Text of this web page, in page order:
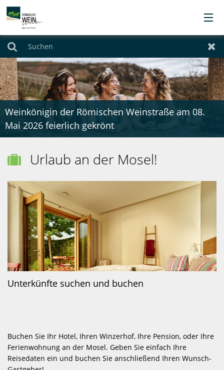
Orte
Übernachten
Urlaubsthemen
Angebote
Service
Kontakt
Suchen
Weinkönigin der Römischen Weinstraße am 08.
Mai 2026 feierlich gekrönt
 Urlaub an der Mosel!
Unterkünfte suchen und buchen
Buchen Sie Ihr Hotel, Ihren Winzerhof, Ihre Pension, oder Ihre
Ferienwohnung an der Mosel. Geben Sie einfach Ihre
Reisedaten ein und buchen Sie anschließend Ihren Wunsch-